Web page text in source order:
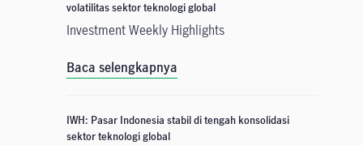
volatilitas sektor teknologi global
Investment Weekly Highlights
Baca selengkapnya
IWH: Pasar Indonesia stabil di tengah konsolidasi
sektor teknologi global